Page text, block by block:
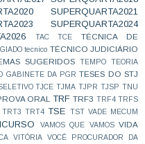
SUPERQUARTA2021
SUPERQUARTA2024
TAC TCE
TÉCNICA DE
tecnico TÉCNICO JUDICIÁRIO
SUGERIDOS TEMPO
TEORIA
GABINETE DA PGR TESES DO STJ
TJCE TJMA TJPR TJSP TNU
ORAL TRF TRF3 TRF4 TRFS
TRT3 TRT4 TSE TST VADE MECUM
VAMOS QUE VAMOS VIDA
VITÓRIA
VOCÊ PROCURADOR DA